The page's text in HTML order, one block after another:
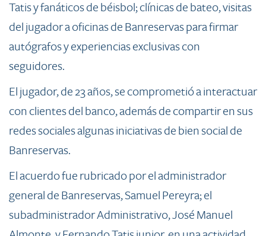
Tatis y fanáticos de béisbol; clínicas de bateo, visitas
del jugador a oficinas de Banreservas para firmar
autógrafos y experiencias exclusivas con
seguidores.
El jugador, de 23 años, se comprometió a interactuar
con clientes del banco, además de compartir en sus
redes sociales algunas iniciativas de bien social de
Banreservas.
El acuerdo fue rubricado por el administrador
general de Banreservas, Samuel Pereyra; el
subadministrador Administrativo, José Manuel